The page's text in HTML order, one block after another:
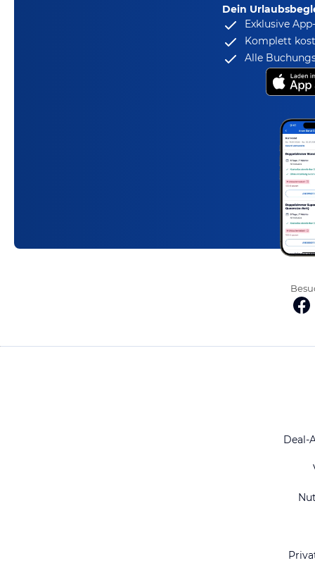
Dein
Exklusive
Komplett
Alle
Deal-